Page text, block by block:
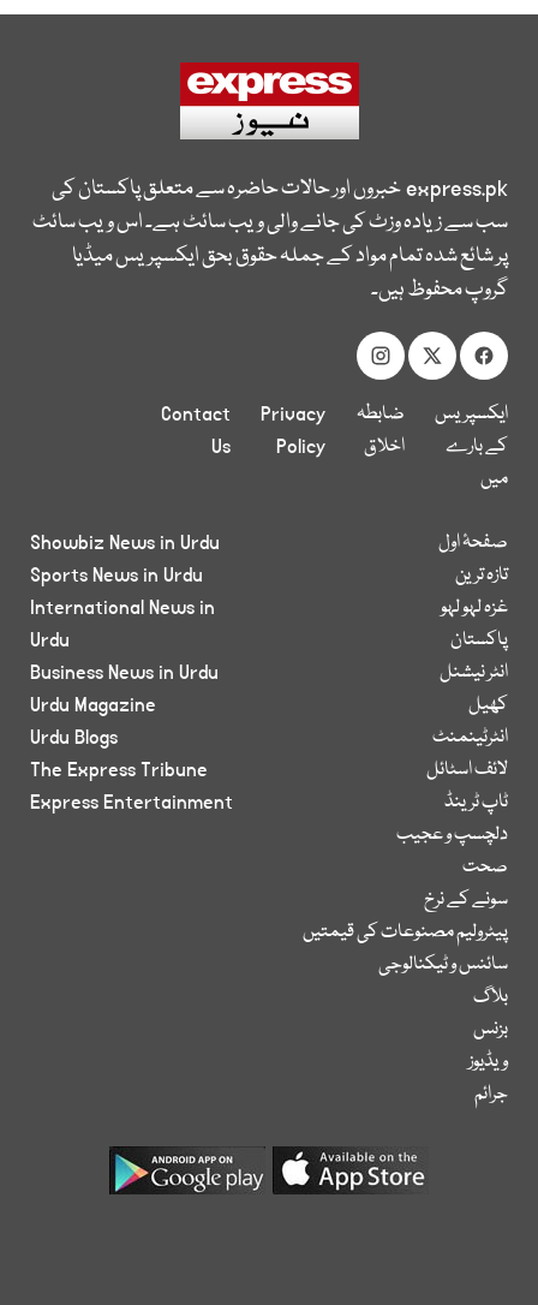
express.pkخبروں اور حالات حاضرہ سے متعلق پاکستان کی
سب سے زیادہ وزٹ کی جانے والی ویب سائٹ ہے۔ اس ویب سائٹ
پر شائع شدہ تمام مواد کے جملہ حقوق بحق ایکسپریس میڈیا
گروپ محفوظ ہیں۔
ایکسپریس
کے بارے
میں
ضابطہ
اخلاق
Privacy
Policy
Contact
Us
صفحۂ اول
تازہ ترین
غزہ لہو لہو
پاکستان
انٹر نیشنل
کھیل
انٹرٹینمنٹ
لائف اسٹائل
ٹاپ ٹرینڈ
دلچسپ و عجیب
صحت
سونے کے نرخ
پیٹرولیم مصنوعات کی قیمتیں
سائنس و ٹیکنالوجی
بلاگ
بزنس
ویڈیوز
جرائم
Showbiz News in Urdu
Sports News in Urdu
International News in
Urdu
Business News in Urdu
Urdu Magazine
Urdu Blogs
The Express Tribune
Express Entertainment